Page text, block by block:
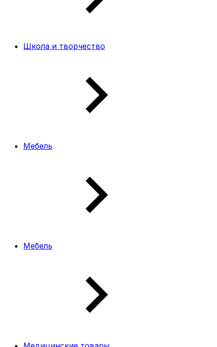
Школа и творчество
Мебель
Мебель